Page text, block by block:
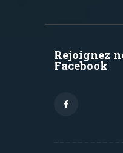
Rejoignez
Facebook